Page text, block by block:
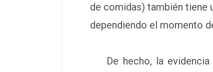
de comidas) también tiene
dependiendo el momento
De hecho, la evidencia